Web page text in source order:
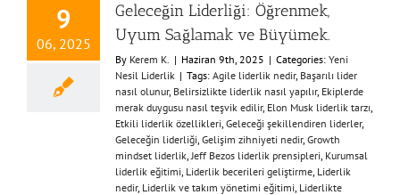
9
06, 2025
Geleceğin Liderliği: Öğrenmek,
Uyum Sağlamak ve Büyümek.
By Kerem K. | Haziran 9th, 2025 | Categories: Yeni
Nesil Liderlik | Tags: Agile liderlik nedir, Başarılı lider
nasıl olunur, Belirsizlikte liderlik nasıl yapılır, Ekiplerde
merak duygusu nasıl teşvik edilir, Elon Musk liderlik tarzı,
Etkili liderlik özellikleri, Geleceği şekillendiren liderler,
Geleceğin liderliği, Gelişim zihniyeti nedir, Growth
mindset liderlik,Jeff Bezos liderlik prensipleri, Kurumsal
liderlik eğitimi, Liderlik becerileri geliştirme, Liderlik
nedir, Liderlik ve takım yönetimi eğitimi, Liderlikte